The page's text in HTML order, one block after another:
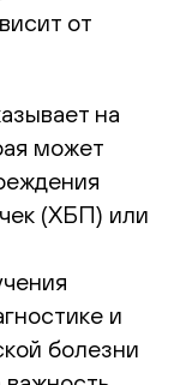
от
на
может
(ХБП) или
и
болезни